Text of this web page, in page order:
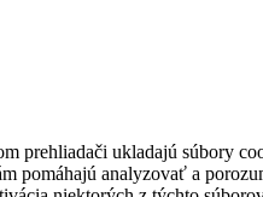
prehliadači ukladajú súbory
pomáhajú analyzovať a